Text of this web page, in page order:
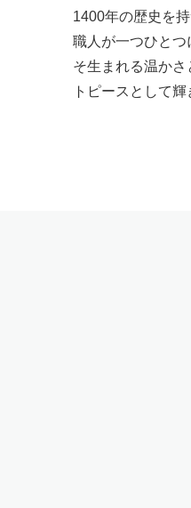
1400年の歴史を
職人が一つひとつ
そ生まれる温か
トピースとして輝